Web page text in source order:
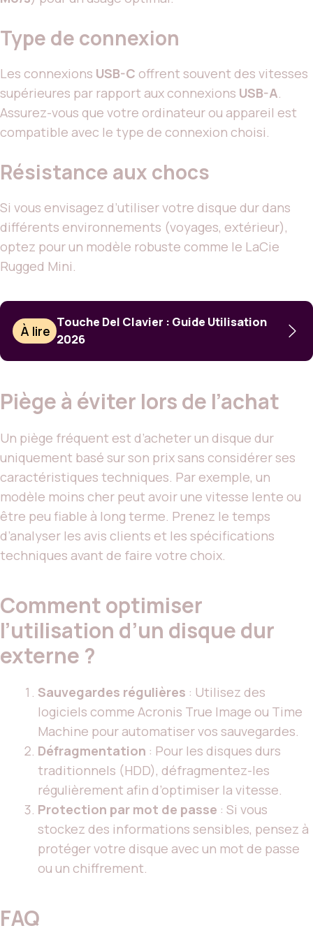
Type de connexion
Les connexions USB-C offrent souvent des vitesses
supérieures par rapport aux connexions USB-A.
Assurez-vous que votre ordinateur ou appareil est
compatible avec le type de connexion choisi.
Résistance aux chocs
Si vous envisagez d’utiliser votre disque dur dans
différents environnements (voyages, extérieur),
optez pour un modèle robuste comme le LaCie
Rugged Mini.
À lire
Touche Del Clavier : Guide Utilisation
2026
Piège à éviter lors de l’achat
Un piège fréquent est d’acheter un disque dur
uniquement basé sur son prix sans considérer ses
caractéristiques techniques. Par exemple, un
modèle moins cher peut avoir une vitesse lente ou
être peu fiable à long terme. Prenez le temps
d’analyser les avis clients et les spécifications
techniques avant de faire votre choix.
Comment optimiser
l’utilisation d’un disque dur
externe ?
Sauvegardes régulières : Utilisez des
logiciels comme Acronis True Image ou Time
Machine pour automatiser vos sauvegardes.
Défragmentation : Pour les disques durs
traditionnels (HDD), défragmentez-les
régulièrement afin d’optimiser la vitesse.
Protection par mot de passe : Si vous
stockez des informations sensibles, pensez à
protéger votre disque avec un mot de passe
ou un chiffrement.
FAQ